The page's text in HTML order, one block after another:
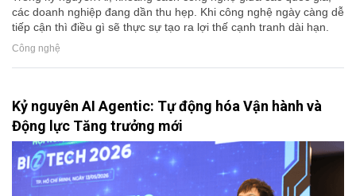
các doanh nghiệp đang dần thu hẹp. Khi công nghệ ngày càng dễ
tiếp cận thì điều gì sẽ thực sự tạo ra lợi thế cạnh tranh dài hạn.
Công nghệ
Kỷ nguyên AI Agentic: Tự động hóa Vận hành và
Động lực Tăng trưởng mới